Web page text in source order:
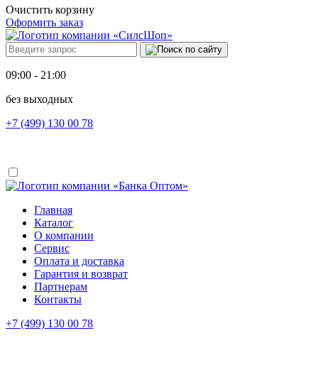
Очистить корзину
Оформить заказ
09:00 - 21:00
без выходных
+7 (499) 130 00 78
Главная
Каталог
О компании
Сервис
Оплата и доставка
Гарантия и возврат
Партнерам
Контакты
+7 (499) 130 00 78